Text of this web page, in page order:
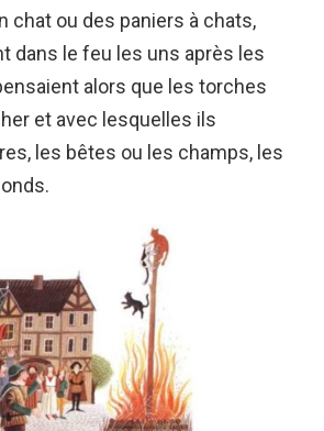
chat ou des paniers à chats,
dans le feu les uns après les
alors que les torches
et avec lesquelles ils
les bêtes ou les champs, les